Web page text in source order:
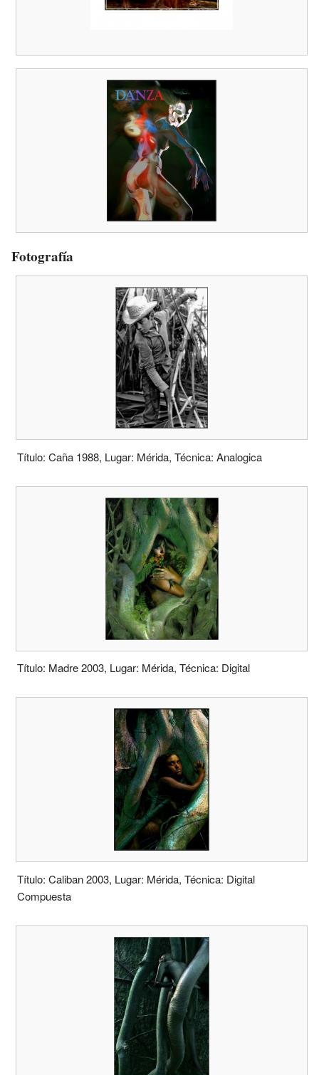
Fotografía
Título: Caña 1988, Lugar: Mérida, Técnica: Analogica
Título: Madre 2003, Lugar: Mérida, Técnica: Digital
Título: Caliban 2003, Lugar: Mérida, Técnica: Digital
Compuesta